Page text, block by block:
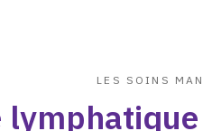
LES SOINS